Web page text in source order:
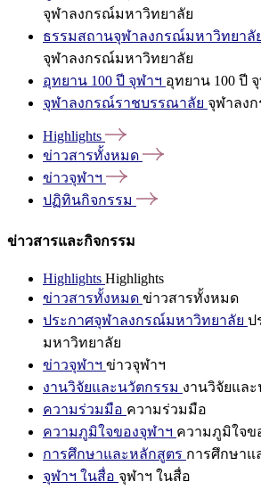
จุฬาลงกรณ์มหาวิทยาลัย
ธรรมสถานจุฬาลงกรณ์มหาวิทยาลั
จุฬาลงกรณ์มหาวิทยาลัย
อุทยาน 100 ปี จุฬาฯ อุทยาน 100 ปี
จุฬาลงกรณ์ราชบรรณาลัย จุฬาลง
Highlights
ข่าวสารทั้งหมด
ข่าวจุฬาฯ
ปฏิทินกิจกรรม
ข่าวสารและกิจกรรม
Highlights Highlights
ข่าวสารทั้งหมด ข่าวสารทั้งหมด
ประกาศจุฬาลงกรณ์มหาวิทยาลัย ป
มหาวิทยาลัย
ข่าวจุฬาฯ ข่าวจุฬาฯ
งานวิจัยและนวัตกรรม งานวิจัยแล
ความร่วมมือ ความร่วมมือ
ความภูมิใจของจุฬาฯ ความภูมิใจข
การศึกษาและหลักสูตร การศึกษาแ
จุฬาฯ ในสื่อ จุฬาฯ ในสื่อ